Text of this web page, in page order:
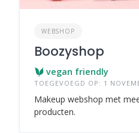
WEBSHOP
Boozyshop
vegan friendly
TOEGEVOEGD OP: 1
Makeup webshop met
producten.